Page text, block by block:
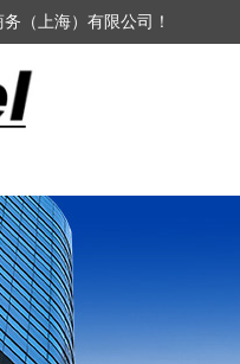
（上海）有限公司！